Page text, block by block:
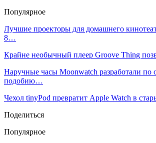
Популярное
Лучшие проекторы для домашнего
8…
Крайне необычный плеер Groove Thing
Наручные часы Moonwatch разработали по
подобию…
Чехол tinyPod превратит Apple Watch в
Поделиться
Популярное